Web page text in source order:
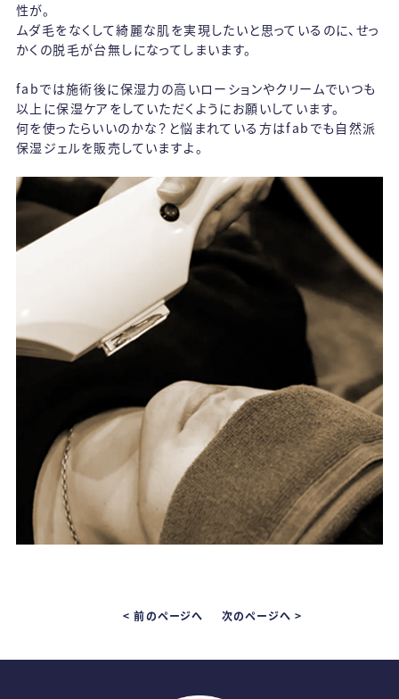
性が。
ムダ毛をなくして綺麗な肌を実現したいと思っているのに、せっ
かくの脱毛が台無しになってしまいます。
fabでは施術後に保湿力の高いローションやクリームでいつも
以上に保湿ケアをしていただくようにお願いしています。
何を使ったらいいのかな？と悩まれている方はfabでも自然派
保湿ジェルを販売していますよ。
< 前のページへ 次のページへ >